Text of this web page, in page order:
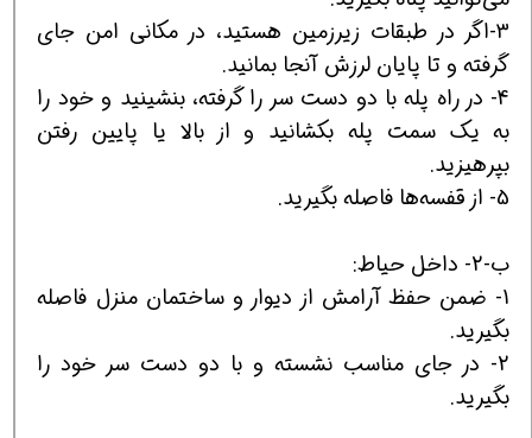
3-اگر در طبقات زيرزمين هستيد، در مکانی امن جای
گرفته و تا پايان لرزش آنجا بمانيد.
4- در راه پله با دو دست سر را گرفته، بنشينيد و خود را
به يک سمت پله بکشانيد و از بالا يا پايين رفتن
بپرهيزيد.
5- از قفسه‌ها فاصله بگيريد.
ب-2- داخل حياط:
1- ضمن حفظ آرامش از ديوار و ساختمان منزل فاصله
بگيريد.
2- در جای مناسب نشسته و با دو دست سر خود را
بگيريد.